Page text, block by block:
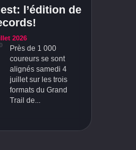
l’édition de
2026
Près de 1 000
coureurs se sont
alignés samedi 4
juillet sur les trois
formats du Grand
Trail de...